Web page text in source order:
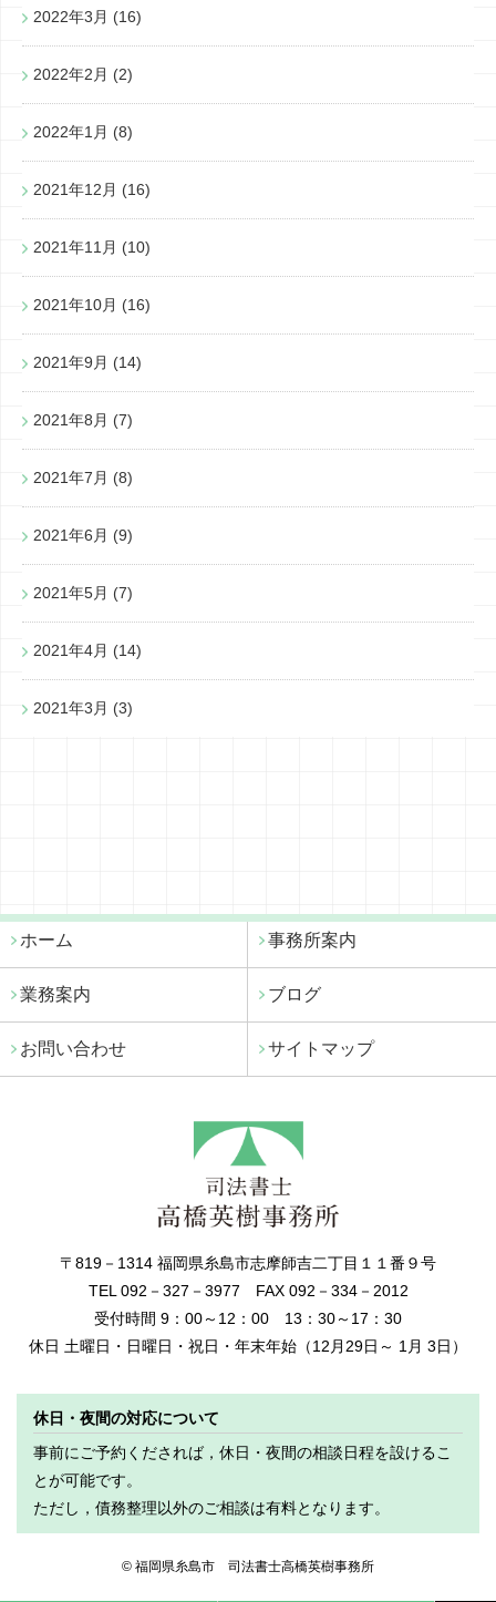
2022年3月 (16)
2022年2月 (2)
2022年1月 (8)
2021年12月 (16)
2021年11月 (10)
2021年10月 (16)
2021年9月 (14)
2021年8月 (7)
2021年7月 (8)
2021年6月 (9)
2021年5月 (7)
2021年4月 (14)
2021年3月 (3)
ホーム 事務所案内
業務案内 ブログ
お問い合わせ サイトマップ
〒819－1314 福岡県糸島市志摩師吉二丁目１１番９号
TEL 092－327－3977 FAX 092－334－2012
受付時間 9：00～12：00 13：30～17：30
休日 土曜日・日曜日・祝日・年末年始（12月29日～ 1月 3日）
休日・夜間の対応について
事前にご予約くだされば，休日・夜間の相談日程を設けるこ
とが可能です。
ただし，債務整理以外のご相談は有料となります。
© 福岡県糸島市 司法書士高橋英樹事務所